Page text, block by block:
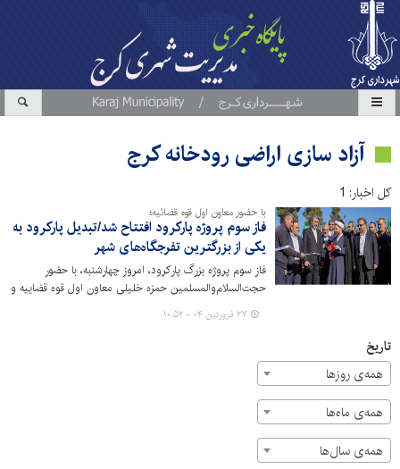
آزاد سازی اراضی رودخانه کرج
کل اخبار: 1
با حضور معاون اول قوه قضائیه؛
فاز سوم پروژه پارکرود افتتاح شد/تبدیل پارکرود به
یکی از بزرگترین تفرجگاه‌های شهر
فاز سوم پروژه بزرگ پارکرود، امروز چهارشنبه، با حضور
حجت‌السلام‌والمسلمین حمزه خلیلی معاون اول قوه قضاییه و
هیات همراه افتتاح شد.
۲۷ فروردین ۰۴ - ۱۰:۵۲
تاریخ
همه‌ی روزها
همه‌ی ماه‌ها
همه‌ی سال‌ها